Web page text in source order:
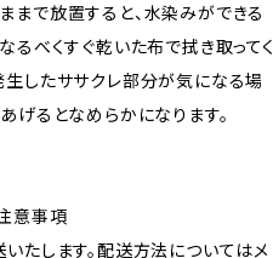
で放置すると、水染みができる
るべくすぐ乾いた布で拭き取ってく
したササクレ部分が気になる場
げるとなめらかになります。
意事項
たします。配送方法についてはメ